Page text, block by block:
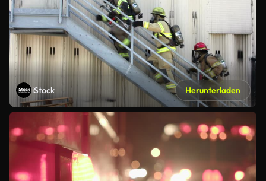
iStock Herunterladen